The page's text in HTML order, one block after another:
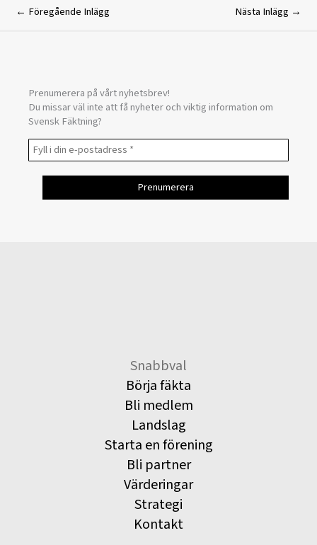
← Föregående Inlägg Nästa Inlägg →
Prenumerera på vårt nyhetsbrev!
Du missar väl inte att få nyheter och viktig information om
Svensk Fäktning?
Snabbval
Börja fäkta
Bli medlem
Landslag
Starta en förening
Bli partner
Värderingar
Strategi
Kontakt